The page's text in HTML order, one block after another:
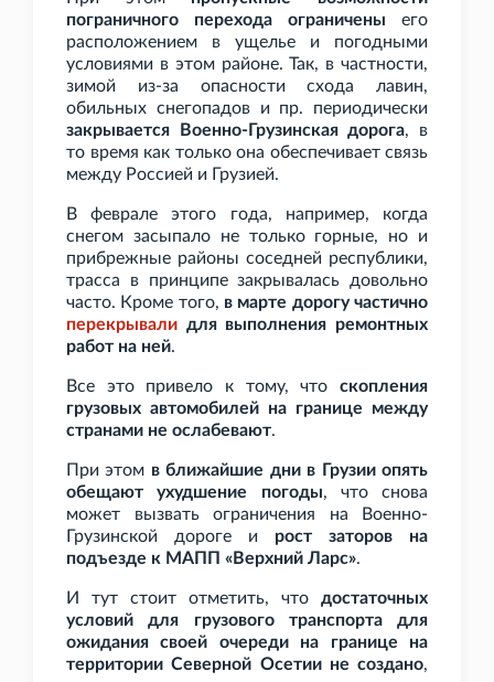
пограничного перехода ограничены его
расположением в ущелье и погодными
условиями в этом районе. Так, в частности,
зимой из-за опасности схода лавин,
обильных снегопадов и
пр. периодически
закрывается Военно-Грузинская дорога, в
то время как только она обеспечивает связь
между Россией и Грузией.
В феврале этого года, например, когда
снегом засыпало не только горные, но и
прибрежные районы соседней республики,
трасса в принципе закрывалась довольно
часто. Кроме того, в марте дорогу частично
перекрывали для выполнения ремонтных
работ на ней.
Все это привело к тому, что скопления
грузовых автомобилей на границе между
странами не ослабевают.
При этом в ближайшие дни в Грузии опять
обещают ухудшение погоды, что снова
может вызвать ограничения на Военно-
Грузинской дороге и рост заторов на
подъезде к МАПП «Верхний Ларс».
И тут стоит отметить, что достаточных
условий для грузового транспорта для
ожидания своей очереди на границе на
территории Северной Осетии не создано,